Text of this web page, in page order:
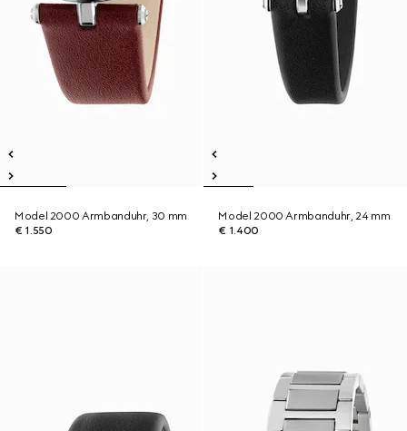
Model 2000 Armbanduhr, 30 mm
€ 1.550
Model 2000 Armbanduhr, 24 mm
€ 1.400